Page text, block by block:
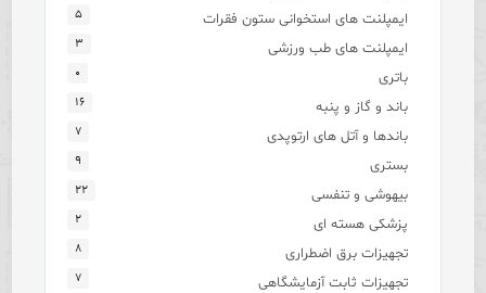
ایمپلنت های استخوانی ستون فقرات ۵
ایمپلنت های طب ورزشی ۳
باتری ۰
باند و گاز و پنبه ۱۶
باندها و آتل های ارتوپدی ۷
بستری ۹
بیهوشی و تنفسی ۲۲
پزشکی هسته ای ۲
تجهیزات برق اضطراری ۸
تجهیزات ثابت آزمایشگاهی ۷